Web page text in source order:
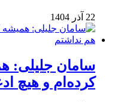
22 آذر 1404
سامان جلیلی:
کرده‌ام و هیچ